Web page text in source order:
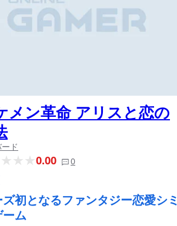
メン革命 アリスと恋の
ド
0.00 0
初となるファンタジー恋愛シ
ーム